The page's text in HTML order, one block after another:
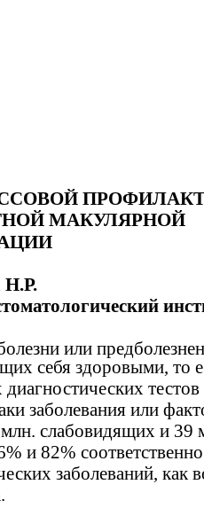
МАКУЛЯРНОЙ
Н.Р.
или
себя здоровыми, то
заболевания или
слабовидящих и 39
и 82%
заболеваний, как